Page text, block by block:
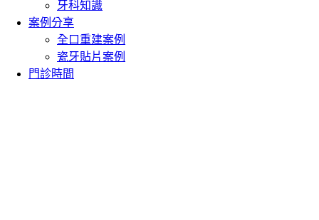
牙科知識
案例分享
全口重建案例
瓷牙貼片案例
門診時間